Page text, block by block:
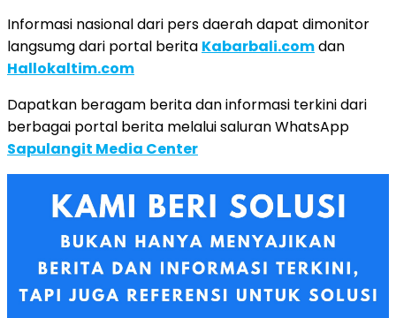
Informasi nasional dari pers daerah dapat dimonitor
langsumg dari portal berita Kabarbali.comdan
Hallokaltim.com
Dapatkan beragam berita dan informasi terkini dari
berbagai portal berita melalui saluran WhatsApp
Sapulangit Media Center